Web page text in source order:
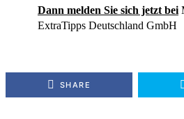
Dann melden Sie sich jetzt bei
ExtraTipps Deutschland GmbH
SHARE